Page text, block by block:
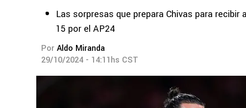
Las sorpresas que prepara Chivas para
15 por el AP24
Por Aldo Miranda
29/10/2024 - 14:11hs CST